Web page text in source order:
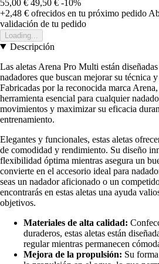
55,00 € 49,50 € -10%
+2,48 € ofrecidos en tu próximo pedido
validación de tu pedido
Loading...
Descripción
Las aletas Arena Pro Multi están
nadadores que buscan mejorar su técnica
Fabricadas por la reconocida marca Arena,
herramienta esencial para cualquier
movimientos y maximizar su eficacia
entrenamiento.
Elegantes y funcionales, estas aletas
de comodidad y rendimiento. Su diseño
flexibilidad óptima mientras asegura un
convierte en el accesorio ideal para
seas un nadador aficionado o un
encontrarás en estas aletas una ayuda
objetivos.
Materiales de alta calidad:
duraderos, estas aletas están
regular mientras permanecen
Mejora de la propulsión: Su